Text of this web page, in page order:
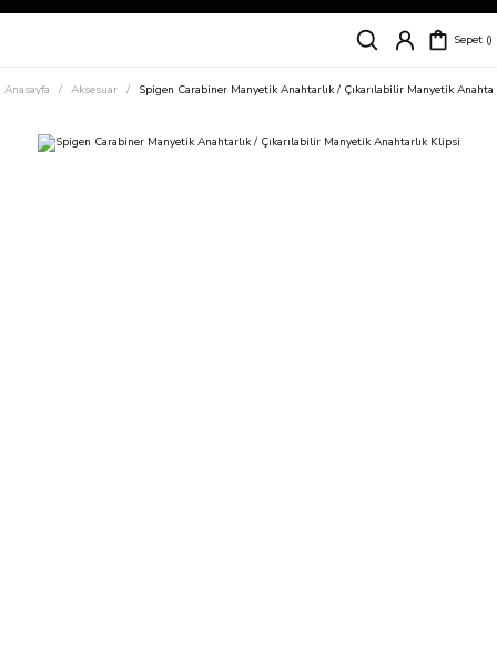
Siparişleriniz
Süper İndirimli Fiyatlar
Sepet
Anasayfa Aksesuar Spigen Carabiner Manyetik Anahtarlık / Çıkarılabilir Manyetik